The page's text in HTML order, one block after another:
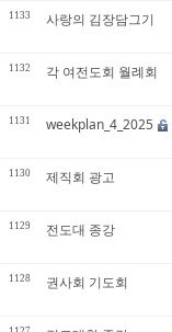
1133 사랑의 김장담그기
1132 각 여전도회 월례회
1131 weekplan_4_2025
1130 제직회 광고
1129 전도대 종강
1128 권사회 기도회